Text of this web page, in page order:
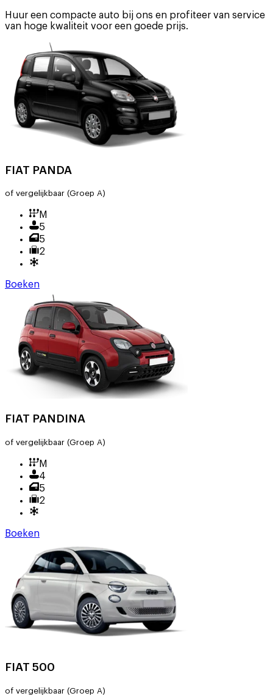
Huur een compacte auto bij ons en profiteer van service
van hoge kwaliteit voor een goede prijs.
FIAT PANDA
of vergelijkbaar (Groep A)
M
5
5
2
Boeken
FIAT PANDINA
of vergelijkbaar (Groep A)
M
4
5
2
Boeken
FIAT 500
of vergelijkbaar (Groep A)